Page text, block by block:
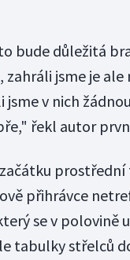
bude důležitá
jsme je
v nich
řekl autor
přihrávce
se v
tabulky střelců